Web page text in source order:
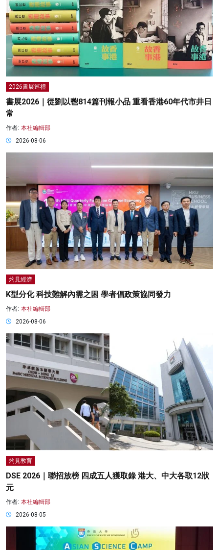
2026書展巡禮
書展2026｜從劉以鬯814篇刊報小品 重看香港60年代市井日
常
作者: 本社編輯部
2026-08-06
灼見經濟
K型分化 科技難解內需之困 學者倡政策協同發力
作者: 本社編輯部
2026-08-06
灼見教育
DSE 2026｜聯招放榜 四成五人獲取錄 港大、中大各取12狀
元
作者: 本社編輯部
2026-08-05